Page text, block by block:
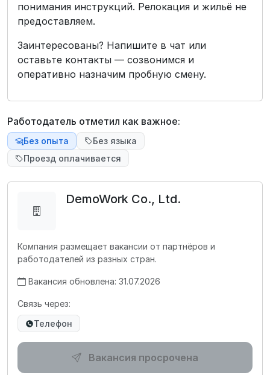
понимания инструкций. Релокация и жильё не
предоставляем.
Заинтересованы? Напишите в чат или
оставьте контакты — созвонимся и
оперативно назначим пробную смену.
Работодатель отметил как важное:
Без опыта
Без языка
Проезд оплачивается
DemoWork Co., Ltd.
Компания размещает вакансии от партнёров и
работодателей из разных стран.
Вакансия обновлена: 31.07.2026
Связь через:
Телефон
Вакансия просрочена